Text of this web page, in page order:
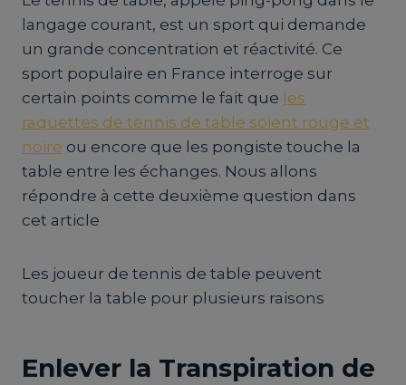
langage courant, est un sport qui demande
un grande concentration et réactivité. Ce
sport populaire en France interroge sur
certain points comme le fait que les
raquettes de tennis de table soient rouge et
noire ou encore que les pongiste touche la
table entre les échanges. Nous allons
répondre à cette deuxième question dans
cet article
Les joueur de tennis de table peuvent
toucher la table pour plusieurs raisons
Enlever la Transpiration de